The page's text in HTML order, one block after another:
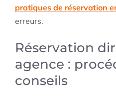
pratiques de réservation
erreurs.
Réservation
agence :
conseils